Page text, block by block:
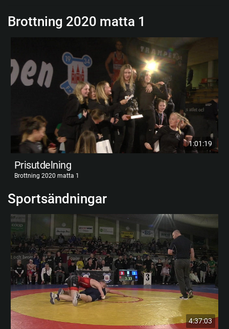
Brottning 2020 matta 1
1:01:19
Prisutdelning
Brottning 2020 matta 1
Sportsändningar
4:37:03